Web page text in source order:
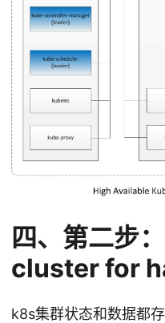
四、第二步
cluster for
k8s集群状态和数据都